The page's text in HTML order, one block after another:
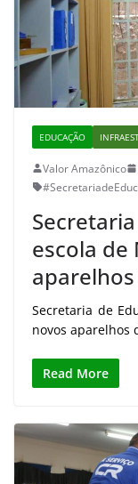
EDUCAÇÃO
Valor Amazônico
escola de
Secretaria de
novos aparelhos
Read More